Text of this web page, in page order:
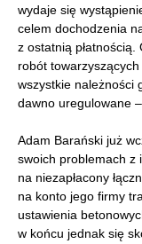
wydaje się
celem dochodzenia
z ostatnią płatnością.
robót
wszystkie należności
dawno uregulowane
Adam Barański już
swoich problemach z
na niezapłacony
na konto jego firmy
ustawienia
w końcu jednak się